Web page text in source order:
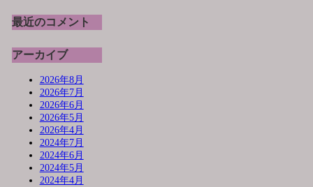
最近のコメント
アーカイブ
2026年8月
2026年7月
2026年6月
2026年5月
2026年4月
2024年7月
2024年6月
2024年5月
2024年4月